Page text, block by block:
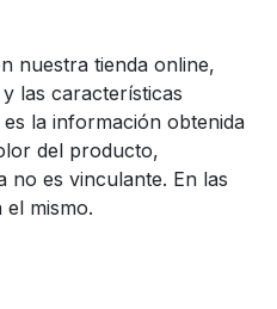
nuestra tienda online,
las características
la información obtenida
del producto,
es vinculante. En las
el mismo.